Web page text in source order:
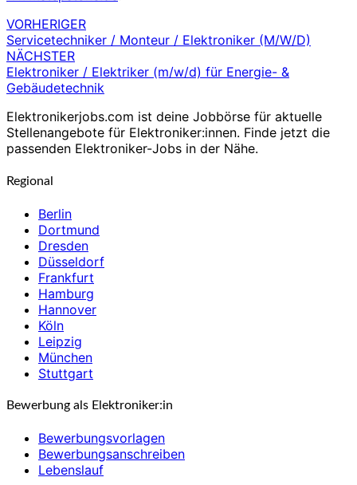
Beitragsnavigation
VORHERIGER
Servicetechniker / Monteur / Elektroniker (M/W/D)
NÄCHSTER
Elektroniker / Elektriker (m/w/d) für Energie- &
Gebäudetechnik
Elektronikerjobs.com ist deine Jobbörse für aktuelle
Stellenangebote für Elektroniker:innen. Finde jetzt die
passenden Elektroniker-Jobs in der Nähe.
Regional
Berlin
Dortmund
Dresden
Düsseldorf
Frankfurt
Hamburg
Hannover
Köln
Leipzig
München
Stuttgart
Bewerbung als Elektroniker:in
Bewerbungsvorlagen
Bewerbungsanschreiben
Lebenslauf